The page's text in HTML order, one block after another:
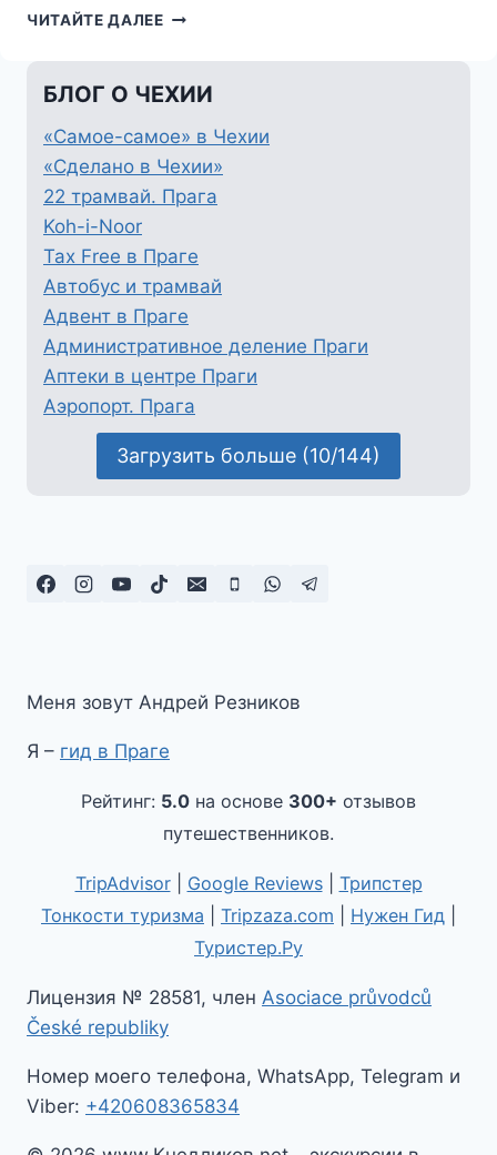
ЧИТАЙТЕ ДАЛЕЕКУЛЬТУРА
БЛОГ О ЧЕХИИ
«Самое-самое» в Чехии
«Сделано в Чехии»
22 трамвай. Прага
Koh-i-Noor
Tax Free в Праге
Автобус и трамвай
Адвент в Праге
Административное деление Праги
Аптеки в центре Праги
Аэропорт. Прага
Загрузить больше (10/144)
Меня зовут Андрей Резников
Я – гид в Праге
Рейтинг: 5.0 на основе 300+ отзывов
путешественников.
TripAdvisor| Google Reviews| Трипстер
Тонкости туризма
Tripzaza.com Нужен Гид
Туристер.Ру
Лицензия № 28581, член Asociace průvodců
České republiky
Номер моего телефона, WhatsApp, Telegram и
Viber: +420608365834